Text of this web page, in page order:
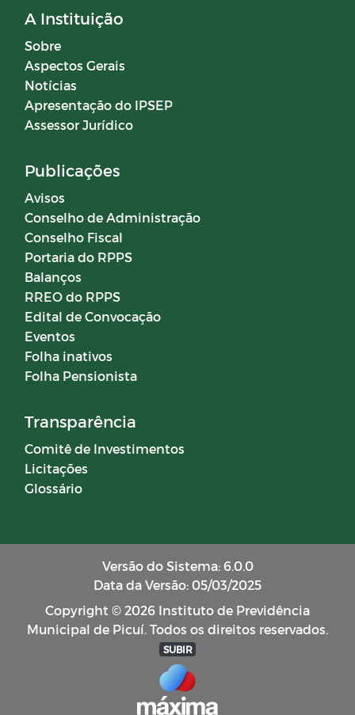
A Instituição
Sobre
Aspectos Gerais
Notícias
Apresentação do IPSEP
Assessor Jurídico
Publicações
Avisos
Conselho de Administração
Conselho Fiscal
Portaria do RPPS
Balanços
RREO do RPPS
Edital de Convocação
Eventos
Folha inativos
Folha Pensionista
Transparência
Comitê de Investimentos
Licitações
Glossário
Versão do Sistema: 6.0.0
Data da Versão: 05/03/2025
Copyright © 2026 Instituto de Previdência
Municipal de Picuí. Todos os direitos reservados.
SUBIR